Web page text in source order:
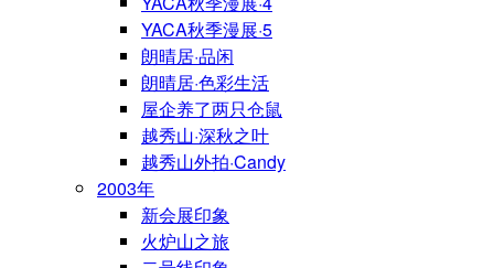
YACA秋季漫展·5
朗晴居·品闲
朗晴居·色彩生活
屋企养了两只仓鼠
越秀山·深秋之叶
越秀山外拍·Candy
2003年
新会展印象
火炉山之旅